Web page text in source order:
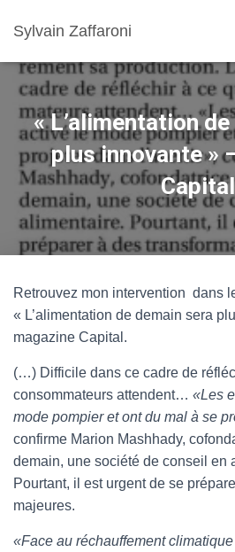
Sylvain Zaffaroni
« L’alimentation
plus innovante »
Capital
Retrouvez mon intervention dans
« L’alimentation de demain sera
magazine Capital.
(…) Difficile dans ce cadre de
consommateurs attendent… «Les
mode pompier et ont du mal à se
confirme Marion Mashhady,
demain, une société de conseil en
Pourtant, il est urgent de se
majeures.
«Face au réchauffement